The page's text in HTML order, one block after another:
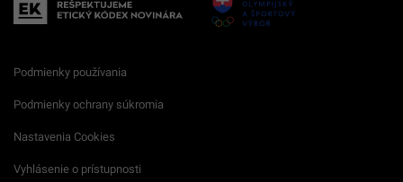
Podmienky používania
Podmienky ochrany súkromia
Nastavenia Cookies
Vyhlásenie o prístupnosti